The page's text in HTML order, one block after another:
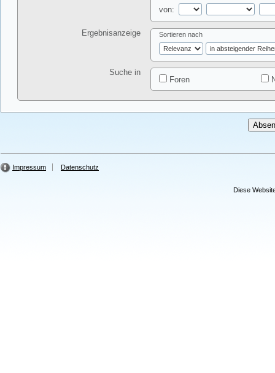
von:
Ergebnisanzeige Sortieren nach
Suche in
Foren
Impressum Datenschutz
Diese